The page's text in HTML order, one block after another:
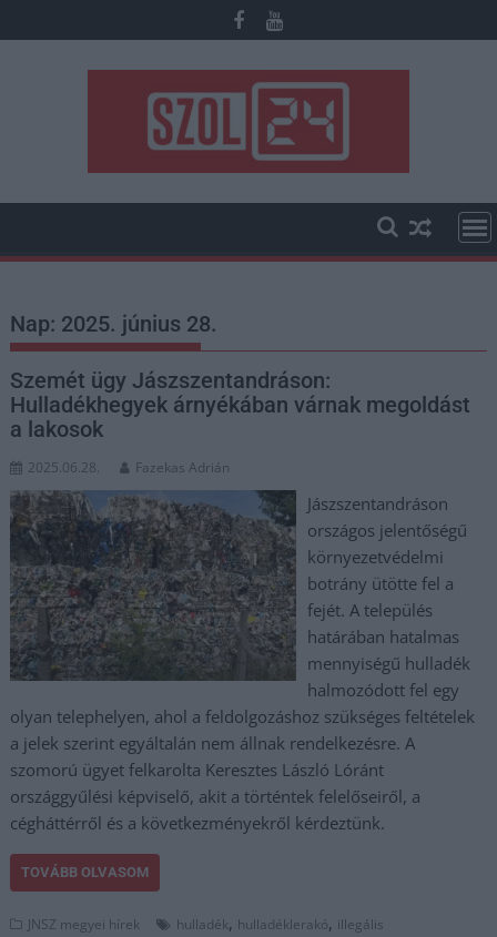
to
Nap: 2025. június 28.
Szemét ügy Jászszentandráson:
Hulladékhegyek árnyékában várnak megoldást
a lakosok
2025.06.28. Fazekas Adrián
Jászszentandráson
országos jelentőségű
környezetvédelmi
botrány ütötte fel a
fejét. A település
határában hatalmas
mennyiségű hulladék
halmozódott fel egy
olyan telephelyen, ahol a feldolgozáshoz szükséges feltételek
a jelek szerint egyáltalán nem állnak rendelkezésre. A
szomorú ügyet felkarolta Keresztes László Lóránt
országgyűlési képviselő, akit a történtek felelőseiről, a
cégháttérről és a következményekről kérdeztünk.
TOVÁBB OLVASOM
JNSZ megyei hírek hulladék, hulladéklerakó, illegális